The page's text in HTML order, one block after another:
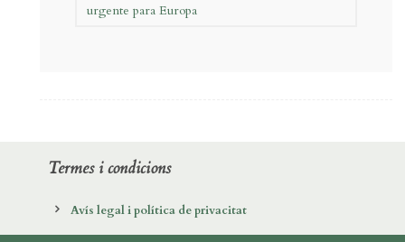
urgente para Europa
Termes i condicions
Avís legal i política de privacitat